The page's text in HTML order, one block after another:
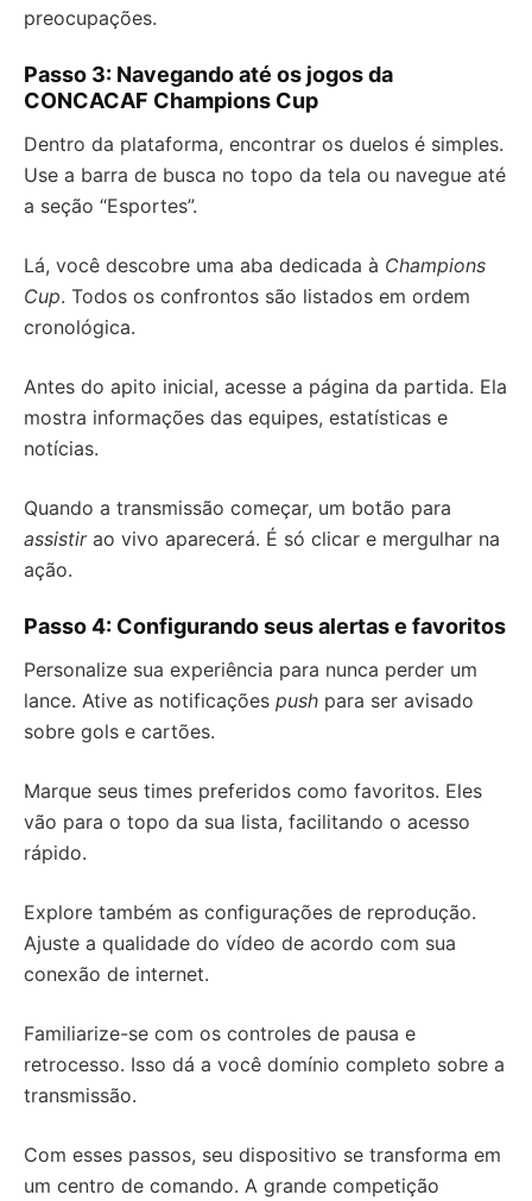
preocupações.
Passo 3: Navegando até os jogos da
CONCACAF Champions Cup
Dentro da plataforma, encontrar os duelos é simples.
Use a barra de busca no topo da tela ou navegue até
a seção “Esportes”.
Lá, você descobre uma aba dedicada à Champions
Cup. Todos os confrontos são listados em ordem
cronológica.
Antes do apito inicial, acesse a página da partida. Ela
mostra informações das equipes, estatísticas e
notícias.
Quando a transmissão começar, um botão para
assistirao vivo aparecerá. É só clicar e mergulhar na
ação.
Passo 4: Configurando seus alertas e favoritos
Personalize sua experiência para nunca perder um
lance. Ative as notificações push para ser avisado
sobre gols e cartões.
Marque seus times preferidos como favoritos. Eles
vão para o topo da sua lista, facilitando o acesso
rápido.
Explore também as configurações de reprodução.
Ajuste a qualidade do vídeo de acordo com sua
conexão de internet.
Familiarize-se com os controles de pausa e
retrocesso. Isso dá a você domínio completo sobre a
transmissão.
Com esses passos, seu dispositivo se transforma em
um centro de comando. A grande competição